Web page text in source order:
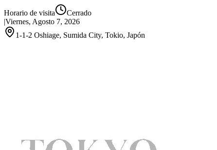
Horario de visita
Cerrado
|Viernes, Agosto 7, 2026
1-1-2 Oshiage, Sumida City, Tokio, Japón